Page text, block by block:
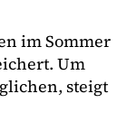
im Sommer
Um
steigt